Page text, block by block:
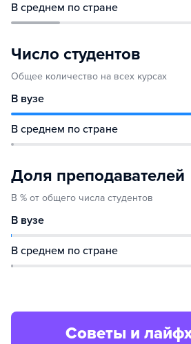
В среднем по стране
Число студентов
Общее количество на всех курсах
В вузе
В среднем по стране
Доля преподавателей
В % от общего числа студентов
В вузе
В среднем по стране
Советы и